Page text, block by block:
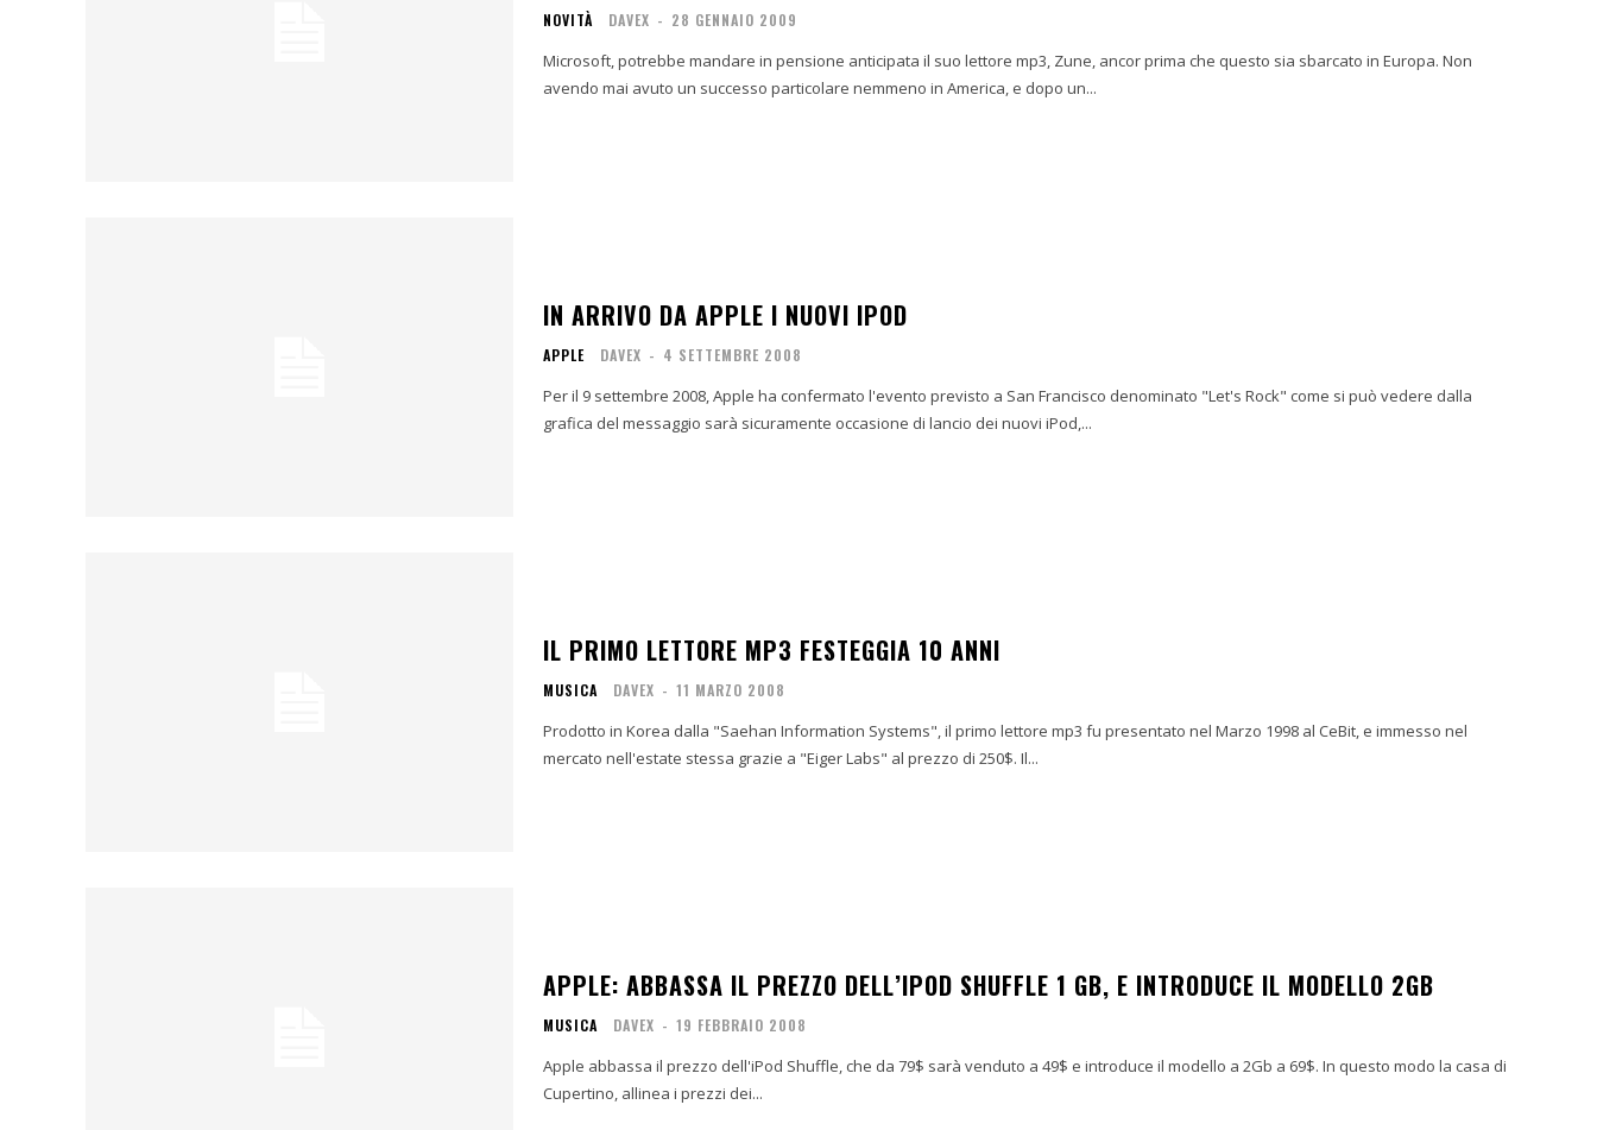
NOVITÀ DAVEX - 28 GENNAIO 2009
Microsoft, potrebbe mandare in pensione anticipata il suo lettore mp3, Zune, ancor prima che questo sia sbarcato in Europa. Non
avendo mai avuto un successo particolare nemmeno in America, e dopo un...
IN ARRIVO DA APPLE I NUOVI IPOD
APPLE DAVEX - 4 SETTEMBRE 2008
Per il 9 settembre 2008, Apple ha confermato l'evento previsto a San Francisco denominato "Let's Rock" come si può vedere dalla
grafica del messaggio sarà sicuramente occasione di lancio dei nuovi iPod,...
IL PRIMO LETTORE MP3 FESTEGGIA 10 ANNI
MUSICA DAVEX - 11 MARZO 2008
Prodotto in Korea dalla "Saehan Information Systems", il primo lettore mp3 fu presentato nel Marzo 1998 al CeBit, e immesso nel
mercato nell'estate stessa grazie a "Eiger Labs" al prezzo di 250$. Il...
APPLE: ABBASSA IL PREZZO DELL’IPOD SHUFFLE 1 GB, E INTRODUCE IL MODELLO 2GB
MUSICA DAVEX - 19 FEBBRAIO 2008
Apple abbassa il prezzo dell'iPod Shuffle, che da 79$ sarà venduto a 49$ e introduce il modello a 2Gb a 69$. In questo modo la casa di
Cupertino, allinea i prezzi dei...